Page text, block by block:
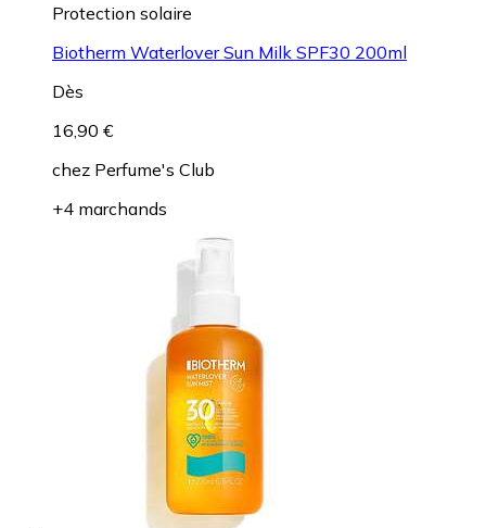
Protection solaire
Biotherm Waterlover Sun Milk SPF30 200ml
Dès
16,90 €
chez Perfume's Club
+4 marchands